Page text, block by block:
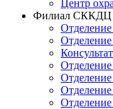
Центр
Филиал СККДЦ